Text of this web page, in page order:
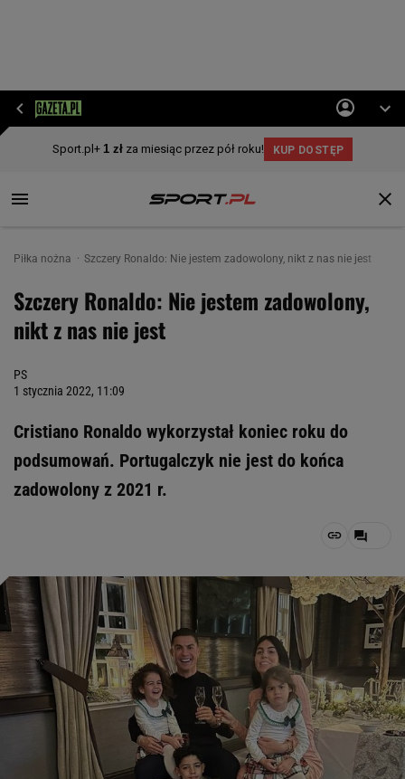
Piłka nożna Szczery Ronaldo: Nie jestem zadowolony, nikt z nas nie jest
Szczery Ronaldo: Nie jestem zadowolony,
nikt z nas nie jest
PS
1 stycznia 2022, 11:09
Cristiano Ronaldo wykorzystał koniec roku do
podsumowań. Portugalczyk nie jest do końca
zadowolony z 2021 r.